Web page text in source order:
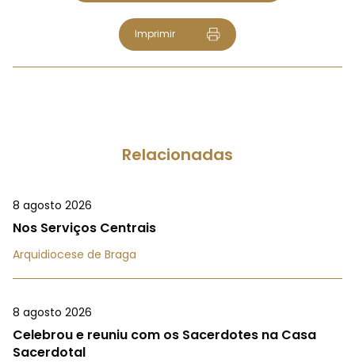
Imprimir
Relacionadas
8 agosto 2026
Nos Serviços Centrais
Arquidiocese de Braga
8 agosto 2026
Celebrou e reuniu com os Sacerdotes na Casa
Sacerdotal